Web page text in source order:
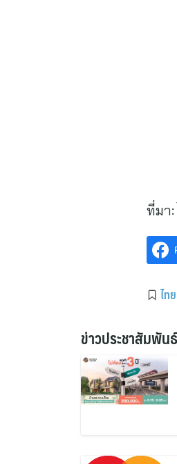
ที่มา:
ไท
ข่าวประชาสัมพัน